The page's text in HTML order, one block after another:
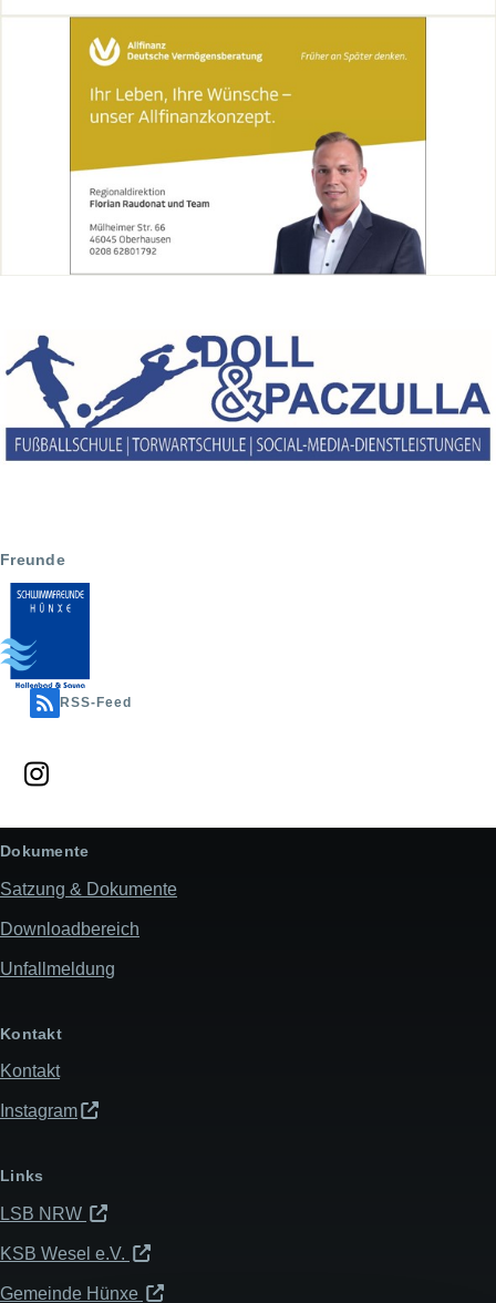
Freunde
RSS-Feed
Dokumente
Satzung & Dokumente
Downloadbereich
Unfallmeldung
Kontakt
Kontakt
Instagram
Links
LSB NRW
KSB Wesel e.V.
Gemeinde Hünxe